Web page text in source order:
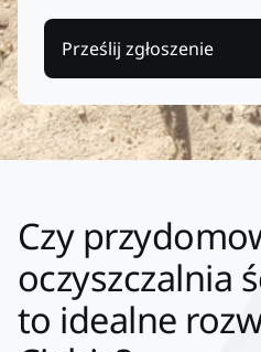
Prześlij zgłoszenie
Czy
oczyszczalnia
to idealne